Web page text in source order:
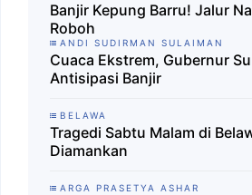
Banjir Kepung Barru! Jalur
Roboh
ANDI SUDIRMAN SULAIMAN
Cuaca Ekstrem, Gubernur
Antisipasi Banjir
BELAWA
Tragedi Sabtu Malam di
Diamankan
ARGA PRASETYA ASHAR